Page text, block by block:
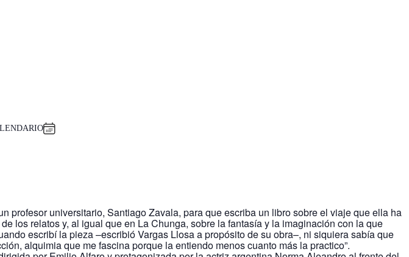
profesor universitario, Santiago Zavala, para que escriba un libro sobre el viaje que ella ha
los relatos y, al igual que en La Chunga, sobre la fantasía y la imaginación con la que
escribí la pieza –escribió Vargas Llosa a propósito de su obra–, ni siquiera sabía que
alquimia que me fascina porque la entiendo menos cuanto más la practico”.